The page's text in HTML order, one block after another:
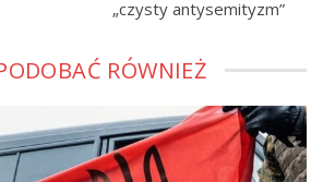
„czysty antysemityzm”
RÓWNIEŻ